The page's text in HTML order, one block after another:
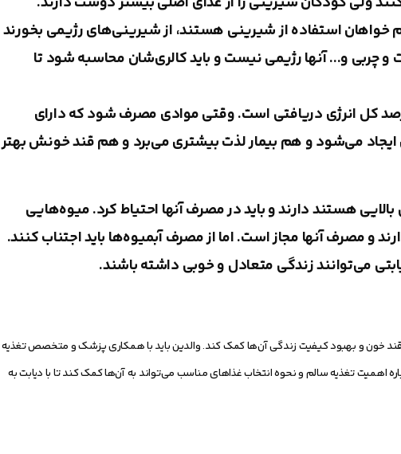
استفاده از شیرینی هستند، از شیرینی‌های رژیمی بخورند
چربی و... آنها رژیمی نیست و باید كالری‌شان محاسبه شود تا
مجاز مصرف قندهای ساده در این كودكان حدود 5 درصد كل انرژی دریافتی است. وقتی موادی مصرف شود كه دارای
می‌شود و هم بیمار لذت بیشتری می‌برد و هم قند خونش بهتر
هستند دارند و باید در مصرف آنها احتیاط كرد. میوه‌هایی
و مصرف آنها مجاز است. اما از مصرف آبمیوه‌ها باید اجتناب كنند.
می‌توانند زندگی متعادل و خوبی داشته باشند.
خون و بهبود کیفیت زندگی آن‌ها کمک کند. والدین باید با همکاری پزشک و متخصص تغذیه
تغذیه سالم و نحوه انتخاب غذاهای مناسب می‌تواند به آن‌ها کمک کند تا با دیابت به